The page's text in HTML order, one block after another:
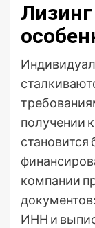
получении
компании
ИНН и